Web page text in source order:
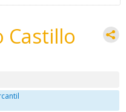
Castillo